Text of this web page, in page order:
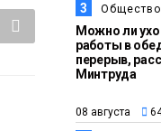
15:11
07 августа
Спорт
3 Общество
Можно ли
работы в
перерыв,
Минтруда
08 августа